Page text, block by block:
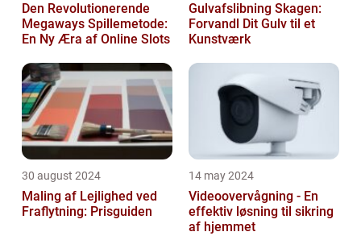
Den Revolutionerende
Megaways Spillemetode:
En Ny Æra af Online Slots
Gulvafslibning Skagen:
Forvandl Dit Gulv til et
Kunstværk
30 august 2024
Maling af Lejlighed ved
Fraflytning: Prisguiden
14 may 2024
Videoovervågning - En
effektiv løsning til sikring
af hjemmet